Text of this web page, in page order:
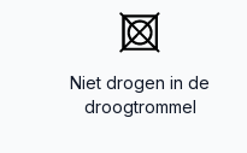
Niet drogen in de
droogtrommel